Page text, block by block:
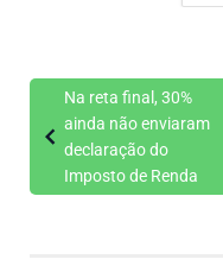
Na reta final, 30%
ainda não enviaram
declaração do
Imposto de Renda